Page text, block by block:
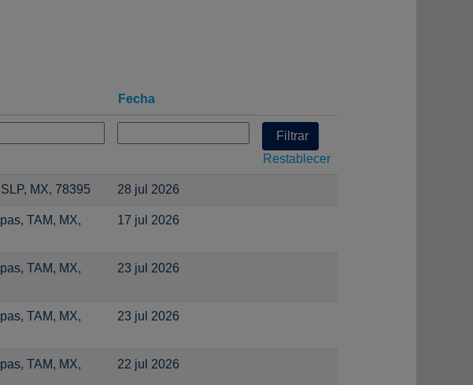
Fecha
Restablecer
MX, 78395 28 jul 2026
TAM, MX,
17 jul 2026
TAM, MX,
23 jul 2026
TAM, MX,
23 jul 2026
TAM, MX,
22 jul 2026